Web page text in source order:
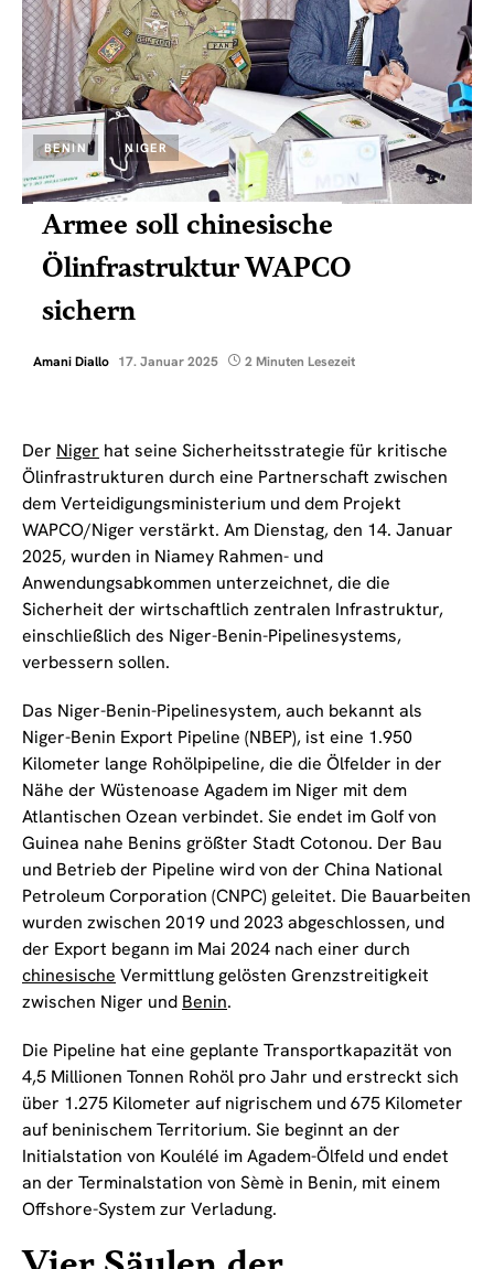
BENIN NIGER
Armee soll chinesische
Ölinfrastruktur WAPCO
sichern
Amani Diallo 17. Januar 2025 2 Minuten Lesezeit
Der Niger hat seine Sicherheitsstrategie für kritische
Ölinfrastrukturen durch eine Partnerschaft zwischen
dem Verteidigungsministerium und dem Projekt
WAPCO/Niger verstärkt. Am Dienstag, den 14. Januar
2025, wurden in Niamey Rahmen- und
Anwendungsabkommen unterzeichnet, die die
Sicherheit der wirtschaftlich zentralen Infrastruktur,
einschließlich des Niger-Benin-Pipelinesystems,
verbessern sollen.
Das Niger-Benin-Pipelinesystem, auch bekannt als
Niger-Benin Export Pipeline (NBEP), ist eine 1.950
Kilometer lange Rohölpipeline, die die Ölfelder in der
Nähe der Wüstenoase Agadem im Niger mit dem
Atlantischen Ozean verbindet. Sie endet im Golf von
Guinea nahe Benins größter Stadt Cotonou. Der Bau
und Betrieb der Pipeline wird von der China National
Petroleum Corporation (CNPC) geleitet. Die Bauarbeiten
wurden zwischen 2019 und 2023 abgeschlossen, und
der Export begann im Mai 2024 nach einer durch
chinesische Vermittlung gelösten Grenzstreitigkeit
zwischen Niger und Benin.
Die Pipeline hat eine geplante Transportkapazität von
4,5 Millionen Tonnen Rohöl pro Jahr und erstreckt sich
über 1.275 Kilometer auf nigrischem und 675 Kilometer
auf beninischem Territorium. Sie beginnt an der
Initialstation von Koulélé im Agadem-Ölfeld und endet
an der Terminalstation von Sèmè in Benin, mit einem
Offshore-System zur Verladung.